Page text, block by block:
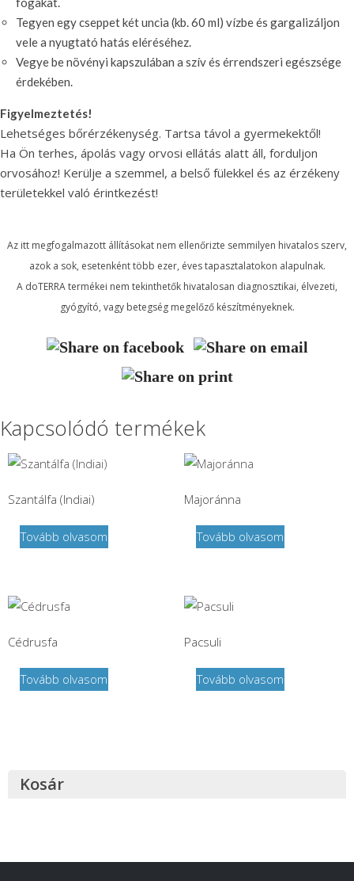
Tegyen egy cseppet két uncia (kb. 60 ml) vízbe és gargalizáljon
vele a nyugtató hatás eléréséhez.
Vegye be növényi kapszulában a szív és érrendszeri egészsége
érdekében.
Figyelmeztetés!
Lehetséges bőrérzékenység. Tartsa távol a gyermekektől!
Ha Ön terhes, ápolás vagy orvosi ellátás alatt áll, forduljon
orvosához! Kerülje a szemmel, a belső fülekkel és az érzékeny
területekkel való érintkezést!
Az itt megfogalmazott állításokat nem ellenőrizte semmilyen hivatalos szerv,
azok a sok, esetenként több ezer, éves tapasztalatokon alapulnak.
A doTERRA termékei nem tekinthetők hivatalosan diagnosztikai, élvezeti,
gyógyító, vagy betegség megelőző készítményeknek.
Kapcsolódó termékek
Szantálfa (Indiai)
Tovább olvasom
Majoránna
Tovább olvasom
Cédrusfa
Tovább olvasom
Pacsuli
Tovább olvasom
Kosár